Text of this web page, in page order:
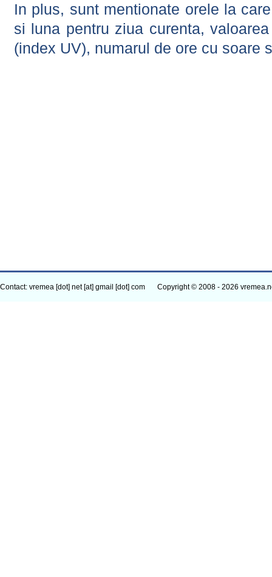
In plus, sunt mentionate orele la
si luna pentru ziua curenta,
(index UV), numarul de ore cu soare
Contact: vremea [dot] net [at] gmail [dot] com Copyright © 2008 - 2026